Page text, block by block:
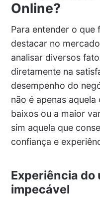
Online?
Para entender o que
destacar no
analisar diversos
diretamente na
desempenho do
não é apenas
baixos ou a maior
sim aquela que
confiança e
Experiência do
impecável